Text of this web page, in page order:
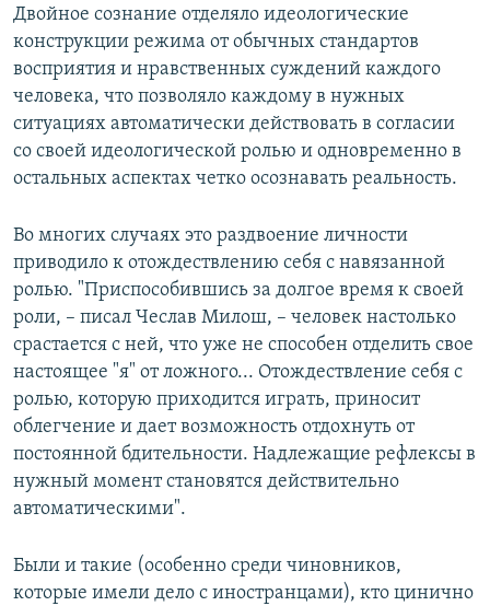
Двойное сознание отделяло идеологические
конструкции режима от обычных стандартов
восприятия и нравственных суждений каждого
человека, что позволяло каждому в нужных
ситуациях автоматически действовать в согласии
со своей идеологической ролью и одновременно в
остальных аспектах четко осознавать реальность.
Во многих случаях это раздвоение личности
приводило к отождествлению себя с навязанной
ролью. "Приспособившись за долгое время к своей
роли, – писал Чеслав Милош, – человек настолько
срастается с ней, что уже не способен отделить свое
настоящее "я" от ложного... Отождествление себя с
ролью, которую приходится играть, приносит
облегчение и дает возможность отдохнуть от
постоянной бдительности. Надлежащие рефлексы в
нужный момент становятся действительно
автоматическими".
Были и такие (особенно среди чиновников,
которые имели дело с иностранцами), кто цинично